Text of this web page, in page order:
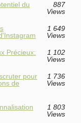
du
887
Views
1 649
Views
Précieux:
1 102
Views
pour
de
1 736
Views
1 803
Views